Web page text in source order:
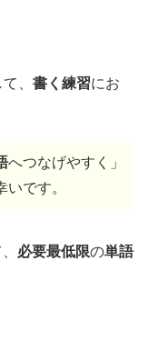
て、 書く練習にお
へつなげやすく」
です。
必要最低限の単語